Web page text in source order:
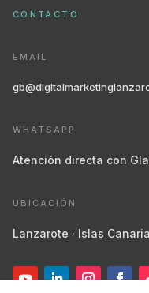
CONTACTO
EMAIL
WHATSAPP
Atención directa con
UBICACIÓN
Lanzarote · Islas